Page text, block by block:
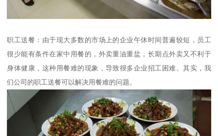
职工送餐：由于现大多数的市场上的企业午休时间普遍较短，员工
很少能有条件在家中用餐的，外卖重油重盐，长期点外卖又不利于
身体健康，这种用餐难的现象，导致很多企业招工困难。其实，我
们公司的职工送餐可以解决用餐难的问题。